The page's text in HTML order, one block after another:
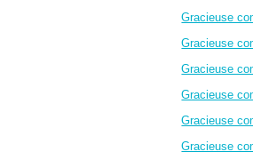
Gracieuse
Gracieuse
Gracieuse
Gracieuse
Gracieuse
Gracieuse